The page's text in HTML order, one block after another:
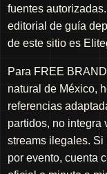
fuentes
editorial de guía
de este sitio es
Para FREE
natural de México,
referencias
partidos, no integra
streams ilegales.
por evento, cuenta